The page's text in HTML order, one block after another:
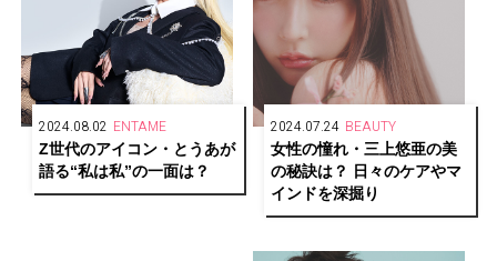
2024.08.02 ENTAME
Z世代のアイコン・とうあが
語る“私は私”の一面は？
2024.07.24 BEAUTY
女性の憧れ・三上悠亜の美
の秘訣は？ 日々のケアやマ
インドを深掘り